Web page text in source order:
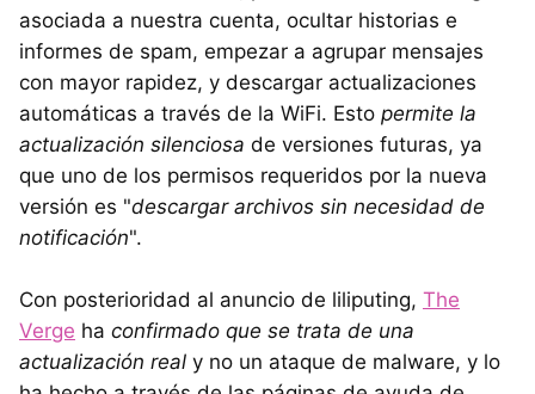
asociada a nuestra cuenta, ocultar historias e
informes de spam, empezar a agrupar mensajes
con mayor rapidez, y descargar actualizaciones
automáticas a través de la WiFi. Esto permite la
actualización silenciosa de versiones futuras, ya
que uno de los permisos requeridos por la nueva
versión es "descargar archivos sin necesidad de
notificación".
Con posterioridad al anuncio de liliputing, The
Verge ha confirmado que se trata de una
actualización real y no un ataque de malware, y lo